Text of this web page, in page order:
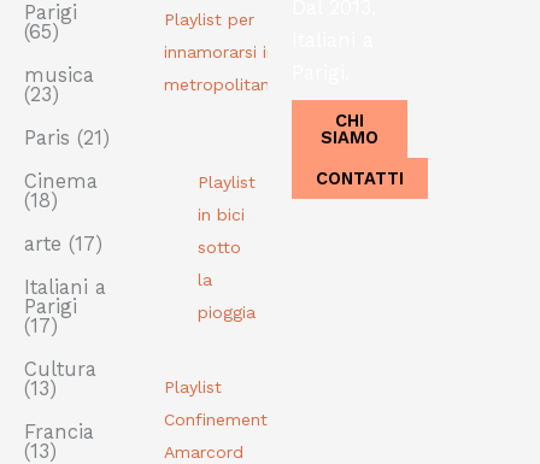
CHI
SIAMO
CONTATTI
Playlist per
innamorarsi in
metropolitana
Playlist
in bici
sotto
la
pioggia
Playlist
Confinement
Amarcord
Parigi
(65)
musica
(23)
Paris(21)
Cinema
(18)
arte(17)
Italiani a
Parigi
(17)
Cultura
(13)
Francia
(13)